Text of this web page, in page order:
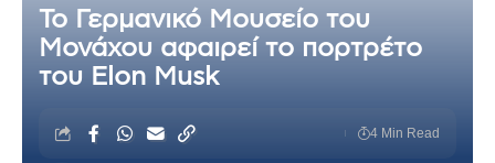
Το Γερμανικό Μουσείο του
Μονάχου αφαιρεί το πορτρέτο
του Elon Musk
4 Min Read